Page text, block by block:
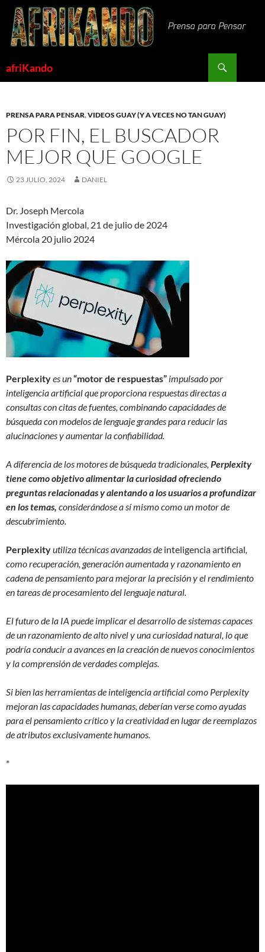
Saltar
contenido
afriKando
PRENSA PARA PENSAR,VIDEOS GUAY (Y A VECES NO TAN GUAY)
POR FIN, EL BUSCADOR
MEJOR QUE GOOGLE
23 JULIO, 2024 DANIEL
Dr. Joseph Mercola
Investigación global, 21 de julio de 2024
Mércola 20 julio 2024
Perplexityes un“motor de respuestas” impulsado por
inteligencia artificial que proporciona respuestas directas a
consultas con citas de fuentes, combinando capacidades de
búsqueda con modelos de lenguaje grandes para reducir las
alucinaciones y aumentar la confiabilidad.
A diferencia de los motores de búsqueda tradicionales, Perplexity
tiene como objetivo alimentar la curiosidad ofreciendo
preguntas relacionadas y alentando a los usuarios a profundizar
en los temas, considerándose a sí mismo como un motor de
descubrimiento.
Perplexityutiliza técnicas avanzadas de inteligencia artificial,
como recuperación, generación aumentada y razonamiento en
cadena de pensamiento para mejorar la precisión y el rendimiento
en tareas de procesamiento del lenguaje natural.
El futuro de la IA puede implicar el desarrollo de sistemas capaces
de un razonamiento de alto nivel y una curiosidad natural, lo que
podría conducir a avances en la creación de nuevos conocimientos
y la comprensión de verdades complejas.
Si bien las herramientas de inteligencia artificial como Perplexity
mejoran las capacidades humanas, deberían verse como ayudas
para el pensamiento crítico y la creatividad en lugar de reemplazos
de atributos exclusivamente humanos.
*